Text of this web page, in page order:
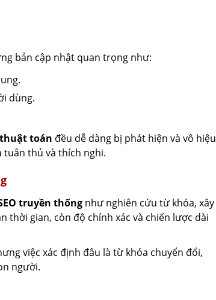
bản cập nhật quan trọng như:
dùng.
toán đều dễ dàng bị phát hiện và vô hiệu
tuân thủ và thích nghi.
truyền thống như nghiên cứu từ khóa, xây
thời gian, còn độ chính xác và chiến lược dài
việc xác định đâu là từ khóa chuyển đổi,
người.